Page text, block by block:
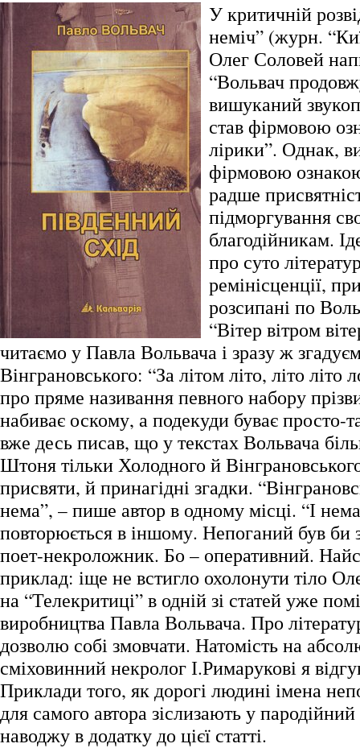
У критичній
неміч” (журн.
Олег Соловей
“Вольвач
вишуканий
став фірмовою
лірики”. Однак,
фірмовою
радше
підморгування
благодійникам.
про суто
ремінісценції,
розсипані по
“Вітер вітром
читаємо у Павла Вольвача і зразу ж
Вінграновського: “За літом літо, літо
про пряме називання певного набору
набиває оскому, а подекуди буває просто-
вже десь писав, що у текстах Вольвача
Штоня тільки Холодного й
присвяти, й принагідні згадки.
нема”, – пише автор в одному місці. “І
повторюється в іншому. Непоганий був би
поет-некроложник. Бо – оперативний.
приклад: іще не встигло охолонути тіло
на “Телекритиці” в одній зі статей уже
виробництва Павла Вольвача. Про
дозволю собі змовчати. Натомість на
сміховинний некролог І.Римарукові я
Приклади того, як дорогі людині імена
для самого автора зіслизають у
наводжу в додатку до цієї статті.